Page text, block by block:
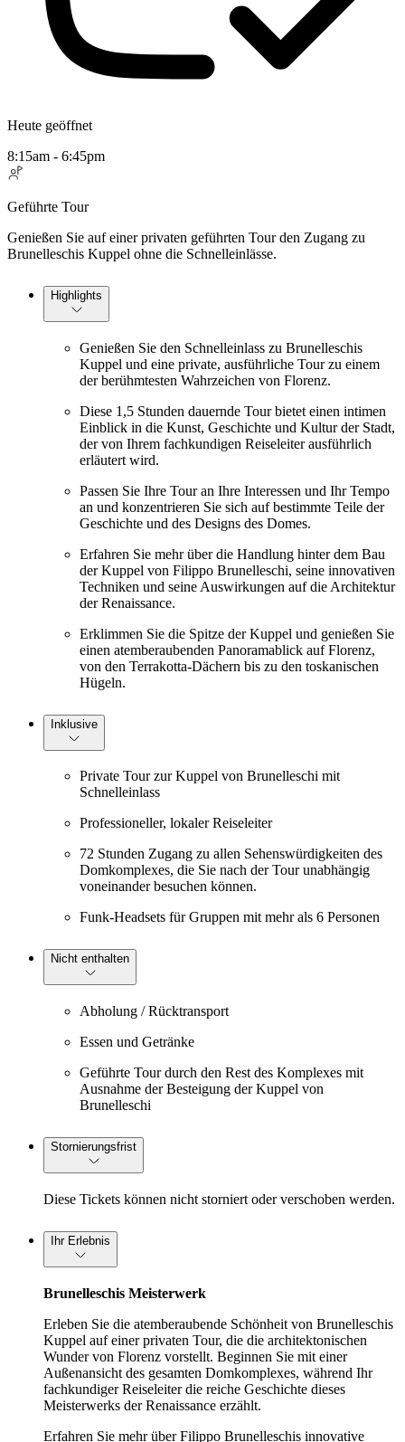
Heute geöffnet
8:15am - 6:45pm
Geführte Tour
Genießen Sie auf einer privaten geführten Tour den Zugang zu
Brunelleschis Kuppel ohne die Schnelleinlässe.
Highlights
Genießen Sie den Schnelleinlass zu Brunelleschis
Kuppel und eine private, ausführliche Tour zu einem
der berühmtesten Wahrzeichen von Florenz.
Diese 1,5 Stunden dauernde Tour bietet einen intimen
Einblick in die Kunst, Geschichte und Kultur der Stadt,
der von Ihrem fachkundigen Reiseleiter ausführlich
erläutert wird.
Passen Sie Ihre Tour an Ihre Interessen und Ihr Tempo
an und konzentrieren Sie sich auf bestimmte Teile der
Geschichte und des Designs des Domes.
Erfahren Sie mehr über die Handlung hinter dem Bau
der Kuppel von Filippo Brunelleschi, seine innovativen
Techniken und seine Auswirkungen auf die Architektur
der Renaissance.
Erklimmen Sie die Spitze der Kuppel und genießen Sie
einen atemberaubenden Panoramablick auf Florenz,
von den Terrakotta-Dächern bis zu den toskanischen
Hügeln.
Inklusive
Private Tour zur Kuppel von Brunelleschi mit
Schnelleinlass
Professioneller, lokaler Reiseleiter
72 Stunden Zugang zu allen Sehenswürdigkeiten des
Domkomplexes, die Sie nach der Tour unabhängig
voneinander besuchen können.
Funk-Headsets für Gruppen mit mehr als 6 Personen
Nicht enthalten
Abholung / Rücktransport
Essen und Getränke
Geführte Tour durch den Rest des Komplexes mit
Ausnahme der Besteigung der Kuppel von
Brunelleschi
Stornierungsfrist
Diese Tickets können nicht storniert oder verschoben werden.
Ihr Erlebnis
Brunelleschis Meisterwerk
Erleben Sie die atemberaubende Schönheit von Brunelleschis
Kuppel auf einer privaten Tour, die die architektonischen
Wunder von Florenz vorstellt. Beginnen Sie mit einer
Außenansicht des gesamten Domkomplexes, während Ihr
fachkundiger Reiseleiter die reiche Geschichte dieses
Meisterwerks der Renaissance erzählt.
Erfahren Sie mehr über Filippo Brunelleschis innovative